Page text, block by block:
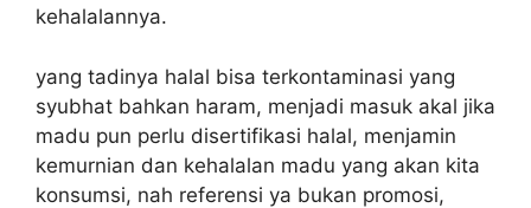
kehalalannya.
yang tadinya halal bisa terkontaminasi yang
syubhat bahkan haram, menjadi masuk akal jika
madu pun perlu disertifikasi halal, menjamin
kemurnian dan kehalalan madu yang akan kita
konsumsi, nah referensi ya bukan promosi,